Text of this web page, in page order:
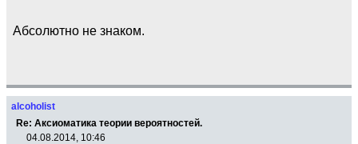
Абсолютно не знаком.
alcoholist
Re: Аксиоматика теории вероятностей.
04.08.2014, 10:46